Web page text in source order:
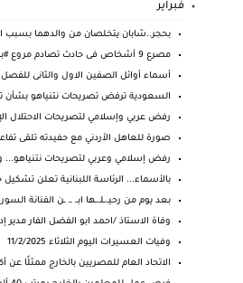
فبراير
بحجر..شابان يتخلصان من والدهما بسبب
مصرع 9 أشخاص فى حادث تصادم مروع #بالمنيا
أسماء أوائل الصفين الاول والثانى للفصل
السعودية ترفض تصريحات نتنياهو بشأن
رفض عربي وإسلامي لتصريحات الاحتلال
صورة للعاهل الأردني مع حفيدته تلقى
رفض إسلامي وعربي لتصريحات نتنياهو...
بالأسماء... الرئاسة اللبنانية تعلن
بعد يوم من رحيـ.ـلـ.ـها ابـ. ـ. ـن الفنانة
وفاة الاستاذ /احمد ابو الفضل الفار مدير
وفيات العسيرات اليوم الثلاثاء 11/2/2025
الاتحاد العام للمصريين بالخارج ممثلًا عن